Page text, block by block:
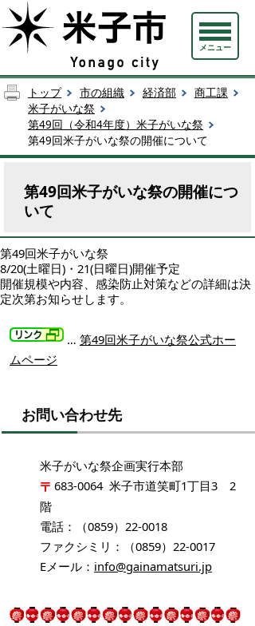
メニュー
トップ 市の組織 経済部
商工課
米子がいな祭
第49回（令和4年度）米子がいな祭
第49回米子がいな祭の開催について
第49回米子がいな祭の開催につ
いて
第49回米子がいな祭
8/20(土曜日)・21(日曜日)開催予定
開催規模や内容、感染防止対策などの詳細は決
定次第お知らせします。
… 第49回米子がいな祭公式ホー
ムページ
お問い合わせ先
米子がいな祭企画実行本部
683-0064 米子市道笑町1丁目3 2
階
電話：（0859）22-0018
ファクシミリ：（0859）22-0017
Eメール： info@gainamatsuri.jp